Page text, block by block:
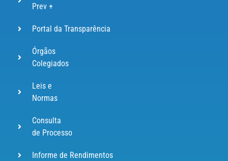
Prev +
Portal da Transparência
Órgãos
Colegiados
Leis e
Normas
Consulta
de Processo
Informe de Rendimentos